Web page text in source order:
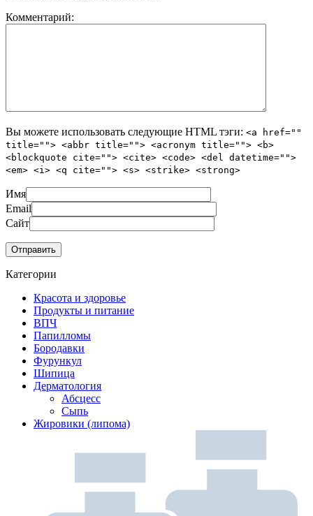
Комментарий:
Вы можете использовать следующие HTML тэги: <a href=""
title=""> <abbr title=""> <acronym title=""> <b>
<blockquote cite=""> <cite> <code> <del datetime="">
<em> <i> <q cite=""> <s> <strike> <strong>
Имя
Email
Сайт
Категории
Красота и здоровье
Продукты и питание
ВПЧ
Папилломы
Бородавки
Фурункул
Шипица
Дерматология
Абсцесс
Сыпь
Жировики (липома)